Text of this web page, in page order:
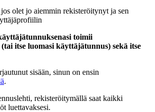
olet jo aiemmin rekisteröitynyt ja sen
toimii
(tai itse luomasi käyttäjätunnus) sekä itse
sisään, sinun on ensin
.
rekisteröitymällä saat kaikki
luettavaksesi.